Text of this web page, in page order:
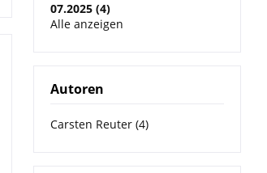
07.2025 (4)
Alle anzeigen
Autoren
Carsten Reuter (4)